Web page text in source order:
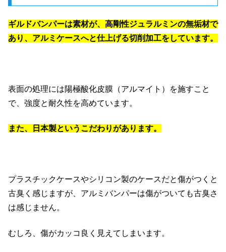
ギルドバンパーは素材が、高剛性ジュラルミンの無垢材で
あり、アルミケースへと仕上げる切削加工をしています。
表面の処理には陽極酸化皮膜（アルマイト）を施すこと
で、強度と耐久性を高めています。
また、日本製というこだわりがあります。
プラスチックケースやシリコン製のケースだと傷がつくと
古臭く感じますが、アルミバンパーは傷がついても古臭さ
は感じません。
むしろ、傷がカッコ良く見えてしまいます。